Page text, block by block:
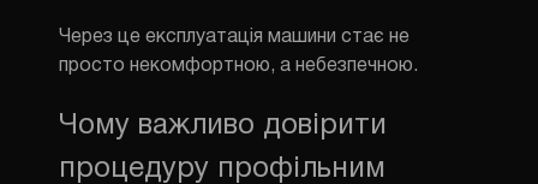
Через це експлуатація машини стає не
просто некомфортною, а небезпечною.
Чому важливо довірити
процедуру профільним